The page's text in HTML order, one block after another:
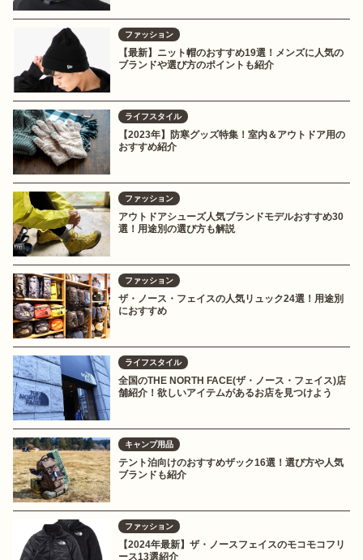
ファッション
【最新】ニット帽のおすすめ19選！メンズに人気の
ブランドや選び方のポイントも紹介
ライフスタイル
【2023年】防寒グッズ特集！室内＆アウトドア用の
おすすめ紹介
ファッション
アウトドアシューズ人気ブランドモデルおすすめ30
選！用途別の選び方も解説
ファッション
ザ・ノース・フェイスの人気リュック24選！用途別
におすすめ
ライフスタイル
全国のTHE NORTH FACE(ザ・ノース・フェイス)店
舗紹介！欲しいアイテムがあるお店を見つけよう
キャンプ用品
テント泊向けのおすすめザック16選！選び方や人気
ブランドも紹介
ファッション
【2024年最新】ザ・ノースフェイスのモコモコフリ
ース13選紹介